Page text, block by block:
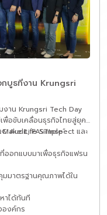
กบูธที่งาน Krungsri
งาน Krungsri Tech Day
พื่อขับเคลื่อนธุรกิจไทยสู่ยุค
Life Simple”
Audit, FASTInspect และ
ออกแบบมาเพื่อธุรกิจแฟรน
มมาตรฐานคุณภาพได้ใน
าได้ทันที
องค์กร